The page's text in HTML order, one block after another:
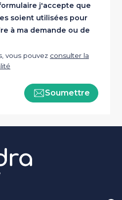
j'accepte que
soient utilisées pour
à ma demande ou de
vous pouvez consulter la
Soumettre